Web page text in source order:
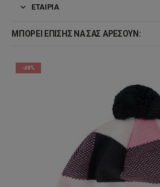
ΕΤΑΙΡΊΑ
ΜΠΟΡΕΊ ΕΠΊΣΗΣ ΝΑ ΣΑΣ ΑΡΈΣΟΥΝ:
-48%